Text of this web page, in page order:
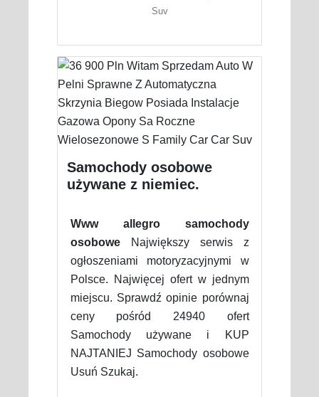
Suv
Samochody osobowe
używane z niemiec.
Www allegro samochody
osoboweNajwiększy serwis z
ogłoszeniami motoryzacyjnymi w
Polsce. Najwięcej ofert w jednym
miejscu. Sprawdź opinie porównaj
ceny pośród 24940 ofert
Samochody używane i KUP
NAJTANIEJ Samochody osobowe
Usuń Szukaj.